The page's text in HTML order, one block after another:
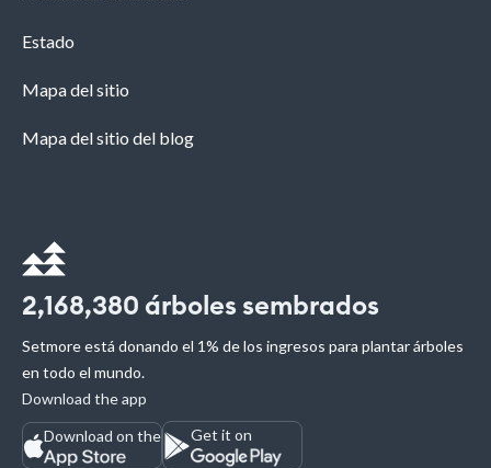
Estado
Mapa del sitio
Mapa del sitio del blog
2,168,380 árboles sembrados
Setmore está donando el 1% de los ingresos para plantar árboles
en todo el mundo.
Download the app
Download on the
Get it on